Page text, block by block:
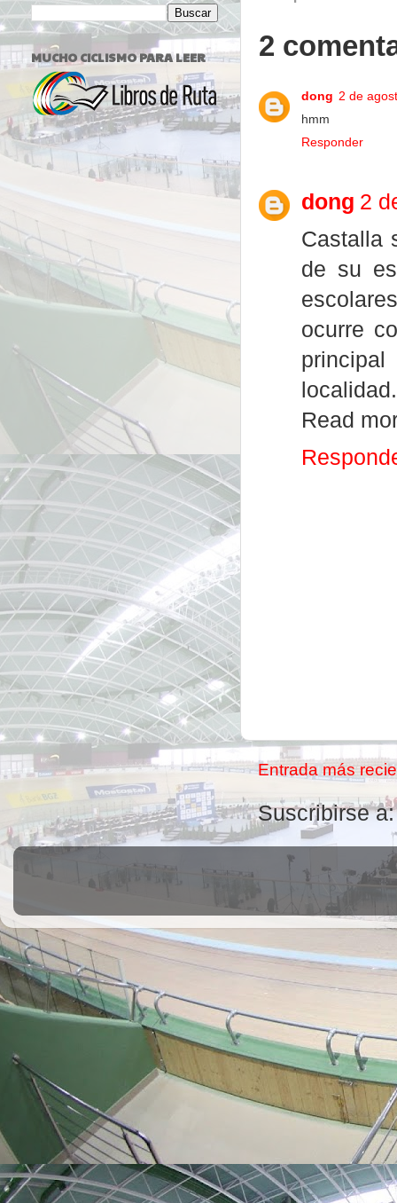
2
dong 2 de
hmm
Responder
dong 2
Castalla
de su
ocurre
localidad.
Read
Entrada más
Suscribirse
MUCHO CICLISMO PARA LEER